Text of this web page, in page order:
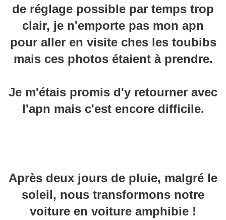
de réglage possible par temps trop
clair, je n'emporte pas mon apn
pour aller en visite ches les toubibs
mais ces photos étaient à prendre.
Je m'étais promis d'y retourner avec
l'apn mais c'est encore difficile.
Après deux jours de pluie, malgré le
soleil, nous transformons notre
voiture en voiture amphibie !